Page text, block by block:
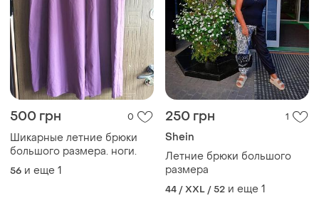
500 грн 0
Шикарные летние брюки
большого размера. ноги.
56 и еще 1
250 грн 1
Shein
Летние брюки большого
размера
44 / XXL / 52 и еще 1